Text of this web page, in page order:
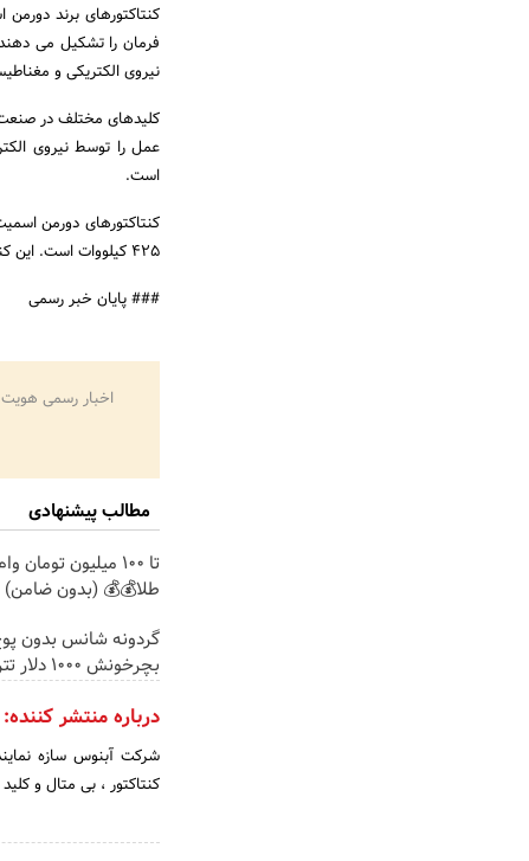
کنتاکتورهای برند
فرمان را تشکیل می
نیروی الکتریکی و
کلیدهای مختلف در
عمل را توسط نیروی
است.
425 کیلووات است. این کنتاکتورها مطابق استاندارد IEC 60947-1,IEC 60947-4 and VDE-0660 هستند.
### پایان خبر رسمی
اخبار رسمی
مطالب پیشنهادی
تا 100 میلیون
طلا💰💰 (بدون ضامن)
گردونه شانس بدون
بچرخونش 1000 دلار تتر ببر! 🔥😍
درباره منتشر کننده:
شرکت آبنوس سازه
کنتاکتور ، بی متال و کلید